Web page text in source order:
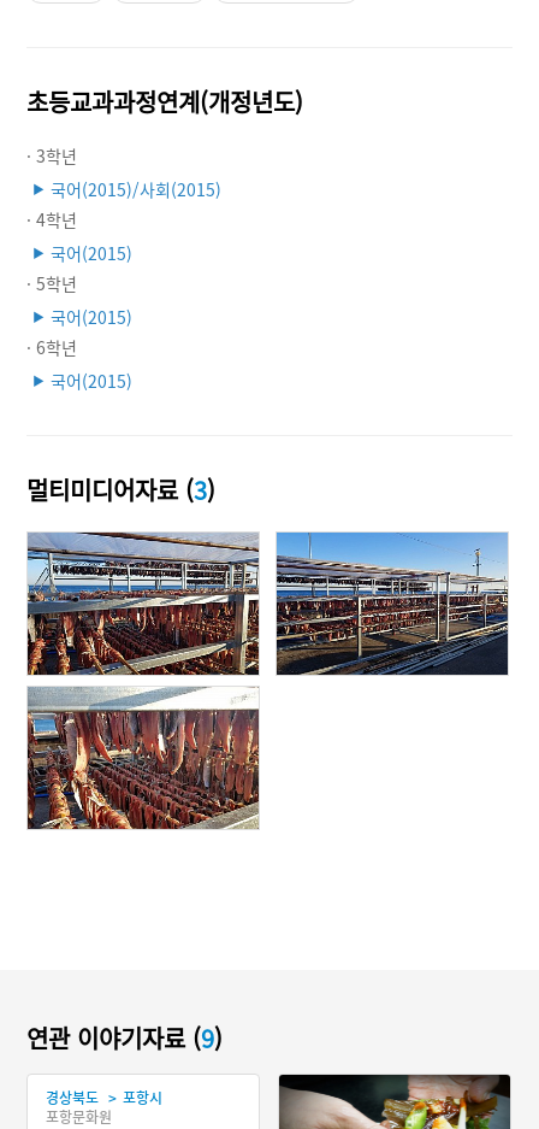
초등교과과정연계(개정년도)
· 3학년
▶ 국어(2015)/사회(2015)
· 4학년
▶ 국어(2015)
· 5학년
▶ 국어(2015)
· 6학년
▶ 국어(2015)
멀티미디어자료 (3)
연관 이야기자료 (9)
경상북도 > 포항시
포항문화원